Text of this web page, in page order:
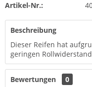
Artikel-Nr.:
Beschreibung
Dieser Reifen hat
geringen
Bewertungen
0